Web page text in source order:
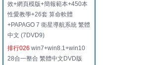
效+網頁模版+簡報範本+450本
性愛教學+26套 算命軟體
+PAPAGO 7 衛星導航系統 繁體
中文 (7DVD9)
排行026 win7+win8.1+win10
28合一整合 繁體中文DVD版